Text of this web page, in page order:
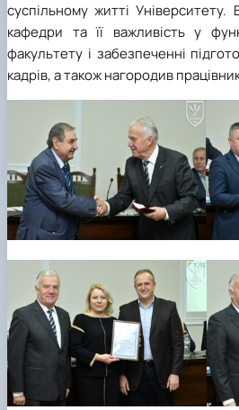
суспільному житті
кафедри та її важливість у
факультету і забезпеченні
кадрів, а також нагородив